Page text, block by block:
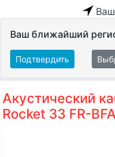
Ваш ближайший
Подтвердить
Акустический
Rocket 33 FR-